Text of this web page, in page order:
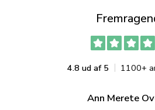
4.8 ud af 5 1100+
Ann Merete